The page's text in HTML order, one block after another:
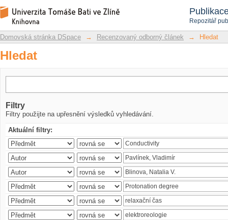
Repozitář
Hledat
Repozitář DSpace/Manakin
Domovská stránka DSpace → Recenzovaný odborný článek → Hledat
Hledat
Filtry
Filtry použijte na upřesnění výsledků vyhledávání.
Aktuální filtry: